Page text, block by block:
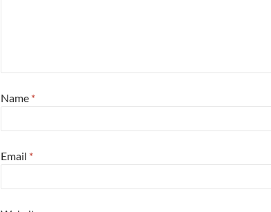
Name *
Email *